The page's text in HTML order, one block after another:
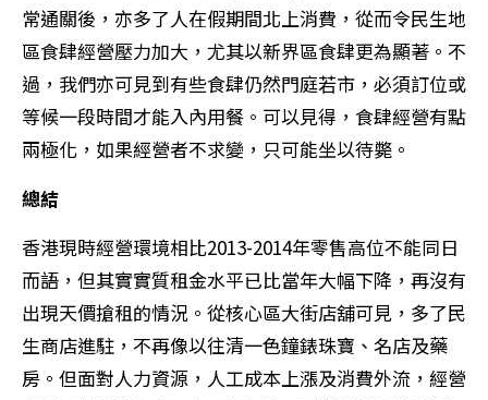
常通關後，亦多了人在假期間北上消費，從而令民生地
區食肆經營壓力加大，尤其以新界區食肆更為顯著。不
過，我們亦可見到有些食肆仍然門庭若市，必須訂位或
等候一段時間才能入內用餐。可以見得，食肆經營有點
兩極化，如果經營者不求變，只可能坐以待斃。
總結
香港現時經營環境相比2013-2014年零售高位不能同日
而語，但其實實質租金水平已比當年大幅下降，再沒有
出現天價搶租的情況。從核心區大街店舖可見，多了民
生商店進駐，不再像以往清一色鐘錶珠寶、名店及藥
房。但面對人力資源，人工成本上漲及消費外流，經營